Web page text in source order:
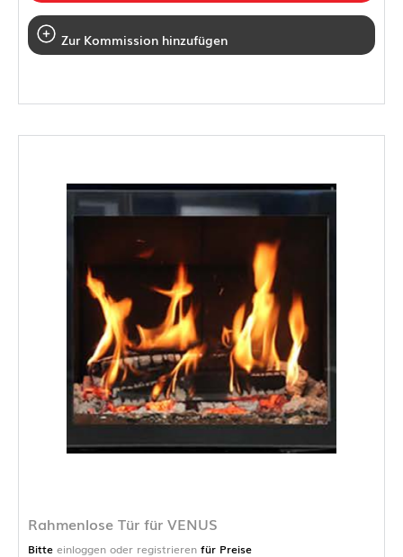
Zur Kommission hinzufügen
Rahmenlose Tür für VENUS
Bitte einloggen oder registrieren für Preise